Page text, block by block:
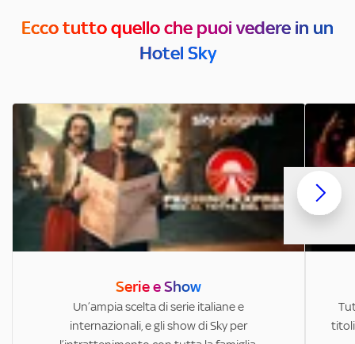
Ecco tutto quello che puoi vedere in un
Hotel Sky
Serie e Show
Un’ampia scelta di serie italiane e
internazionali, e gli show di Sky per
titoli